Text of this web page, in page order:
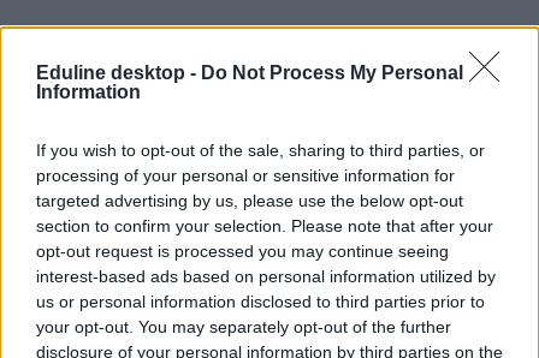
Eduline desktop - Do Not Process My Personal
Information
If you wish to opt-out of the sale, sharing to third parties, or
processing of your personal or sensitive information for
targeted advertising by us, please use the below opt-out
section to confirm your selection. Please note that after your
opt-out request is processed you may continue seeing
interest-based ads based on personal information utilized by
us or personal information disclosed to third parties prior to
your opt-out. You may separately opt-out of the further
disclosure of your personal information by third parties on the
egyházi iskola
iskolafenntartó
önkormányzati iskola